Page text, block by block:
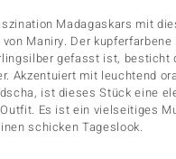
Madagaskars mit
Maniry. Der
gefasst ist, besticht
Akzentuiert mit leuchtend
ist dieses Stück eine
Es ist ein vielseitiges
schicken Tageslook.